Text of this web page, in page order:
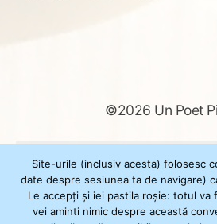
©2026 Un Poet
după:
Site-urile (inclusiv acesta) folosesc
date despre sesiunea ta de navigare)
Le accepți și iei pastila roșie: totul va
vei aminti nimic despre această